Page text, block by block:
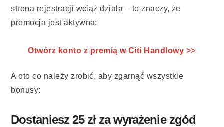
strona rejestracji wciąż działa – to znaczy, że
promocja jest aktywna:
Otwórz konto z premią w Citi Handlowy >>
A oto co należy zrobić, aby zgarnąć wszystkie
bonusy:
Dostaniesz 25 zł za wyrażenie zgód